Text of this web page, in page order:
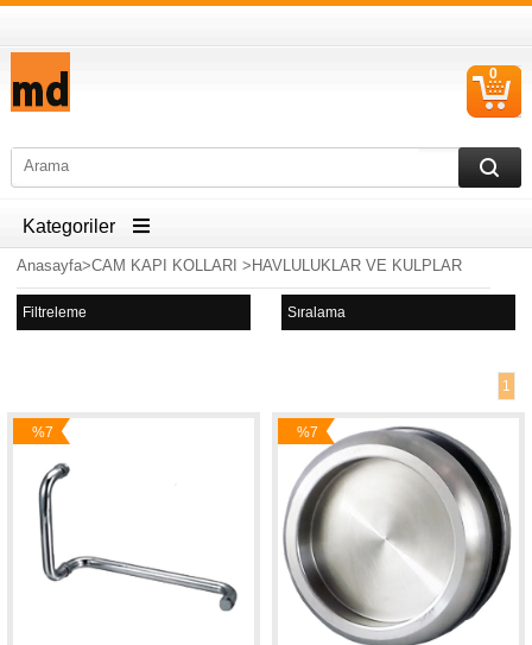
0
Kategoriler
Anasayfa>CAM KAPI KOLLARI > HAVLULUKLAR VE KULPLAR
Filtreleme Sıralama
1
%7
İndirim
%7
İndirim